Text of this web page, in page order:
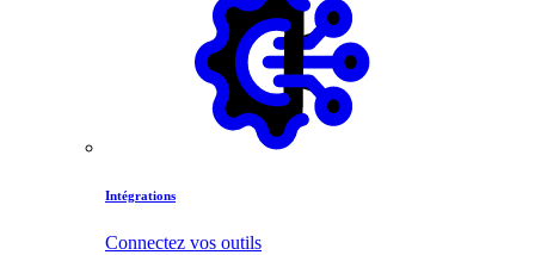
Intégrations
Connectez vos outils